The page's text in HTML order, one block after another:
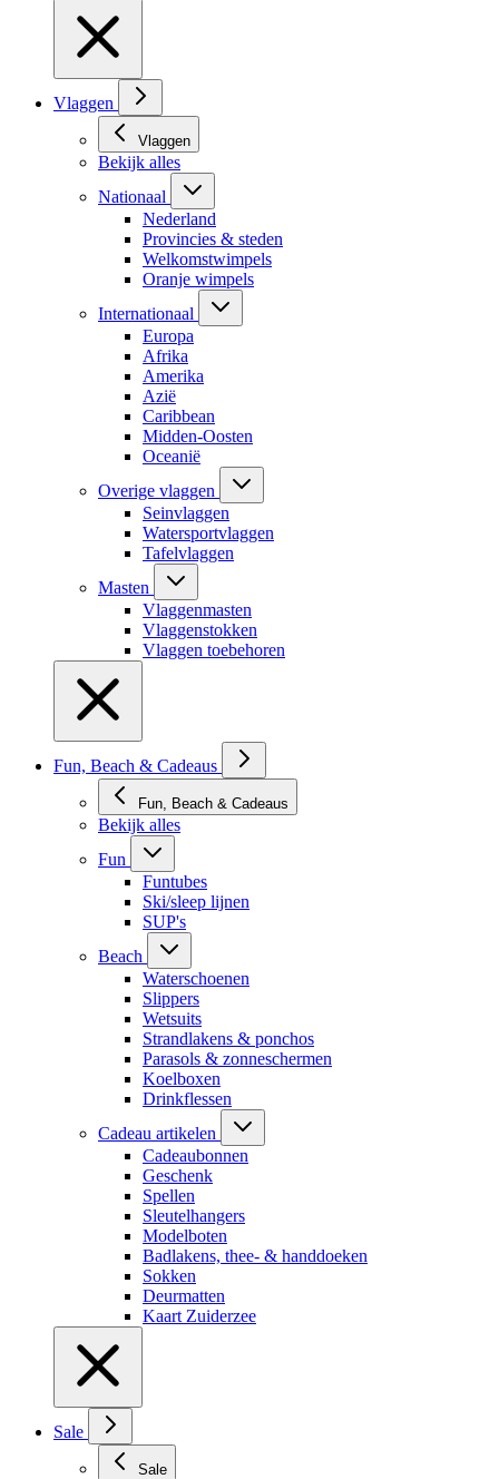
Vlaggen
Vlaggen
Bekijk alles
Nationaal
Nederland
Provincies & steden
Welkomstwimpels
Oranje wimpels
Internationaal
Europa
Afrika
Amerika
Azië
Caribbean
Midden-Oosten
Oceanië
Overige vlaggen
Seinvlaggen
Watersportvlaggen
Tafelvlaggen
Masten
Vlaggenmasten
Vlaggenstokken
Vlaggen toebehoren
Fun, Beach & Cadeaus
Fun, Beach & Cadeaus
Bekijk alles
Fun
Funtubes
Ski/sleep lijnen
SUP's
Beach
Waterschoenen
Slippers
Wetsuits
Strandlakens & ponchos
Parasols & zonneschermen
Koelboxen
Drinkflessen
Cadeau artikelen
Cadeaubonnen
Geschenk
Spellen
Sleutelhangers
Modelboten
Badlakens, thee- & handdoeken
Sokken
Deurmatten
Kaart Zuiderzee
Sale
Sale